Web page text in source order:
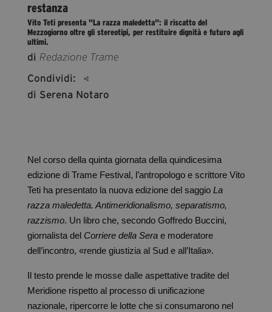
segreteria@tramefestival.it
info@tramefestival.it
+39 346 954 4078
restanza
Vito Teti presenta "La razza maledetta": il riscatto del
Mezzogiorno oltre gli stereotipi, per restituire dignità e futuro agli
ultimi.
di Redazione Trame
Condividi:
di Serena Notaro
Nel corso della quinta giornata della quindicesima
edizione di Trame Festival, l’antropologo e scrittore Vito
Teti ha presentato la nuova edizione del saggio La
razza maledetta. Antimeridionalismo, separatismo,
razzismo. Un libro che, secondo Goffredo Buccini,
giornalista del Corriere della Sera e moderatore
dell’incontro, «rende giustizia al Sud e all’Italia».
Il testo prende le mosse dalle aspettative tradite del
Meridione rispetto al processo di unificazione
nazionale, ripercorre le lotte che si consumarono nel